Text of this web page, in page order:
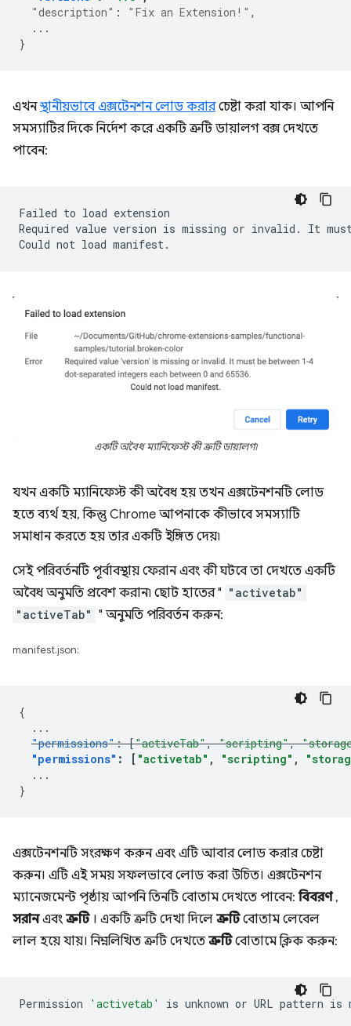
"description" : "Fix an Extension!" ,
...
}
এখনস্থানীয়ভাবে এক্সটেনশন লোড করারচেষ্টা করা যাক। আপনি
সমস্যাটির দিকে নির্দেশ করে একটি ত্রুটি ডায়ালগ বক্স দেখতে
পাবেন:
Failed to load extension
Required value version is missing or invalid. It
Could not load
একটি অবৈধ ম্যানিফেস্ট কী ত্রুটি ডায়ালগ৷
যখন একটি ম্যানিফেস্ট কী অবৈধ হয় তখন এক্সটেনশনটি লোড
হতে ব্যর্থ হয়, কিন্তু Chrome আপনাকে কীভাবে সমস্যাটি
সমাধান করতে হয় তার একটি ইঙ্গিত দেয়৷
সেই পরিবর্তনটি পূর্বাবস্থায় ফেরান এবং কী ঘটবে তা দেখতে একটি
অবৈধ অনুমতি প্রবেশ করান৷ ছোট হাতের " "activetab"
"activeTab" " অনুমতি পরিবর্তন করুন:
manifest.json:
{
...
"permissions": ["activeTab", "scripting",
"permissions" : [ "activetab" , "scripting" ,
...
}
এক্সটেনশনটি সংরক্ষণ করুন এবং এটি আবার লোড করার চেষ্টা
করুন। এটি এই সময় সফলভাবে লোড করা উচিত। এক্সটেনশন
ম্যানেজমেন্ট পৃষ্ঠায় আপনি তিনটি বোতাম দেখতে পাবেন:বিবরণ,
সরানএবং ত্রুটি। একটি ত্রুটি দেখা দিলে ত্রুটিবোতাম লেবেল
লাল হয়ে যায়। নিম্নলিখিত ত্রুটি দেখতে ত্রুটিবোতামে ক্লিক করুন:
Permission 'activetab' is unknown or URL pattern is